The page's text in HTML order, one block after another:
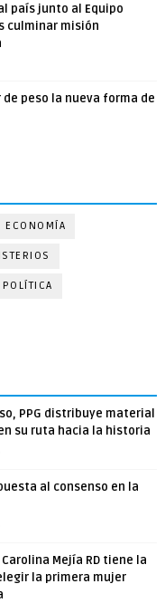
país junto al Equipo
culminar misión
peso la nueva forma de
ECONOMÍA
POLÍTICA
PPG distribuye material
su ruta hacia la historia
al consenso en la
Mejía RD tiene la
la primera mujer